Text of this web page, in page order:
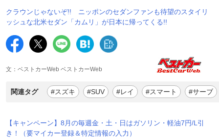
クラウンじゃないぞ!! ニッポンのセダンファンも待望のスタイリ
ッシュな北米セダン「カムリ」が日本に帰ってくる!!
文：ベストカーWeb ベストカーWeb
関連タグ #スズキ #SUV #レイ #スマート #サーブ
【キャンペーン】8月の毎週金・土・日はガソリン・軽油7円/L引
き！（要マイカー登録＆特定情報の入力）